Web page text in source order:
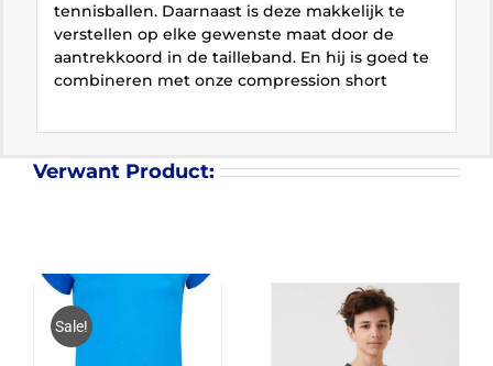
tennisballen. Daarnaast is deze makkelijk te
verstellen op elke gewenste maat door de
aantrekkoord in de tailleband. En hij is goed te
combineren met onze compression short
Verwant Product:
Sale!